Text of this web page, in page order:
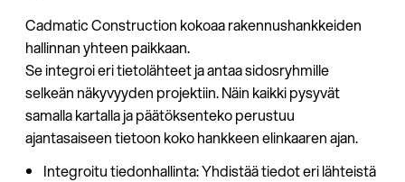
Cadmatic Construction kokoaa rakennushankkeiden
hallinnan yhteen paikkaan.
Se integroi eri tietolähteet ja antaa sidosryhmille
selkeän näkyvyyden projektiin. Näin kaikki pysyvät
samalla kartalla ja päätöksenteko perustuu
ajantasaiseen tietoon koko hankkeen elinkaaren ajan.
Integroitu tiedonhallinta: Yhdistää tiedot eri lähteistä